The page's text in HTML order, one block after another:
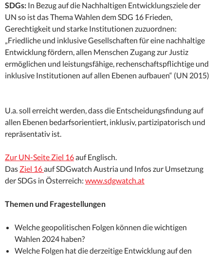
SDGs: In Bezug auf die Nachhaltigen Entwicklungsziele der
UN so ist das Thema Wahlen dem SDG 16 Frieden,
Gerechtigkeit und starke Institutionen zuzuordnen:
„Friedliche und inklusive Gesellschaften für eine nachhaltige
Entwicklung fördern, allen Menschen Zugang zur Justiz
ermöglichen und leistungsfähige, rechenschaftspflichtige und
inklusive Institutionen auf allen Ebenen aufbauen“ (UN 2015)
U.a. soll erreicht werden, dass die Entscheidungsfindung auf
allen Ebenen bedarfsorientiert, inklusiv, partizipatorisch und
repräsentativ ist.
Zur UN-Seite Ziel 16auf Englisch.
Das Ziel 16auf SDGwatch Austria und Infos zur Umsetzung
der SDGs in Österreich: www.sdgwatch.at
Themen und Fragestellungen
Welche geopolitischen Folgen können die wichtigen
Wahlen 2024 haben?
Welche Folgen hat die derzeitige Entwicklung auf den